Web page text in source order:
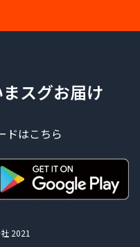
スグお届け
ドはこちら
2021